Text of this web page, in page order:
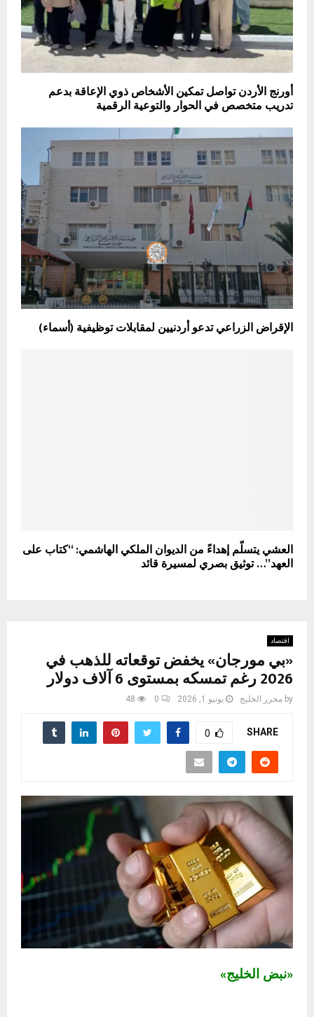
أورنج الأردن تواصل تمكين الأشخاص ذوي الإعاقة بدعم
تدريب متخصص في الحوار والتوعية الرقمية
الإقراض الزراعي تدعو أردنيين لمقابلات توظيفية (أسماء)
العشي يتسلّم إهداءً من الديوان الملكي الهاشمي: “كتاب على
العهد”… توثيق بصري لمسيرة قائد
اقتصاد
«بي مورجان» يخفض توقعاته للذهب في
2026 رغم تمسكه بمستوى 6 آلاف دولار
by محرر الخليج يونيو 1, 2026 0
48
SHARE
0
«نبض الخليج»